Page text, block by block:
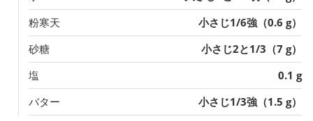
粉寒天
小さじ1/6強（0.6 g）
砂糖
小さじ2と1/3（7 g）
塩
0.1 g
バター
小さじ1/3強（1.5 g）